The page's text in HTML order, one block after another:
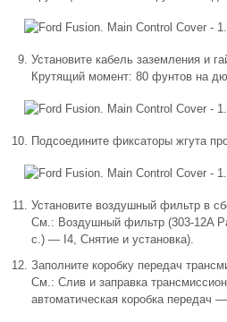
Установите кабель заземления и
Крутящий момент: 80 фунтов на
Подсоедините фиксаторы жгута
Установите воздушный фильтр в
См.: Воздушный фильтр (303-12A
с.) — I4, Снятие и установка).
Заполните коробку передач
См.: Слив и заправка
автоматическая коробка передач